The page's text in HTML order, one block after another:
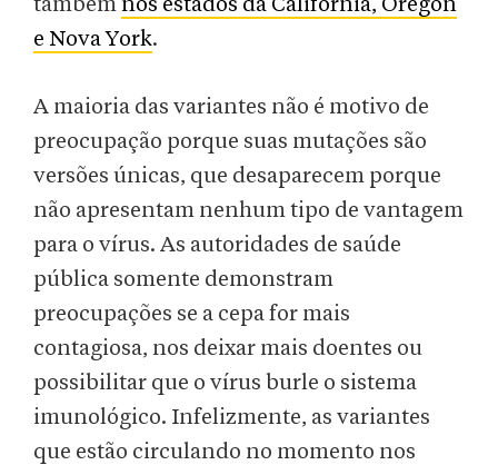
também nos estados da Califórnia, Oregon
e Nova York.
A maioria das variantes não é motivo de
preocupação porque suas mutações são
versões únicas, que desaparecem porque
não apresentam nenhum tipo de vantagem
para o vírus. As autoridades de saúde
pública somente demonstram
preocupações se a cepa for mais
contagiosa, nos deixar mais doentes ou
possibilitar que o vírus burle o sistema
imunológico. Infelizmente, as variantes
que estão circulando no momento nos